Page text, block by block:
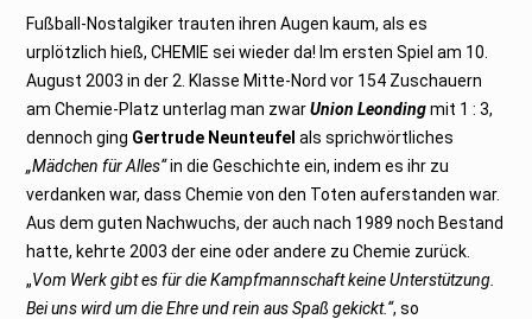
Fußball-Nostalgiker trauten ihren Augen kaum, als es
urplötzlich hieß, CHEMIE sei wieder da! Im ersten Spiel am 10.
August 2003 in der 2. Klasse Mitte-Nord vor 154 Zuschauern
am Chemie-Platz unterlag man zwarUnion Leondingmit 1 : 3,
dennoch ging Gertrude Neunteufel als sprichwörtliches
„Mädchen für Alles“in die Geschichte ein, indem es ihr zu
verdanken war, dass Chemie von den Toten auferstanden war.
Aus dem guten Nachwuchs, der auch nach 1989 noch Bestand
hatte, kehrte 2003 der eine oder andere zu Chemie zurück.
„Vom Werk gibt es für die Kampfmannschaft keine Unterstützung.
Bei uns wird um die Ehre und rein aus Spaß gekickt.“, so